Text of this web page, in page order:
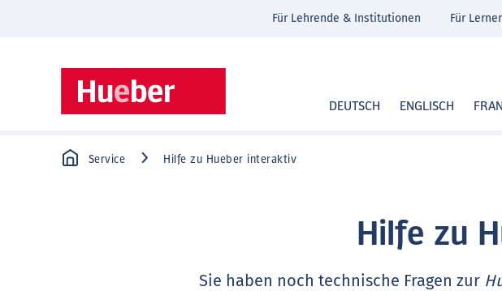
DEUTSCH ENGLISCH
Für Lehrende & Institutionen Für
Service Hilfe zu Hueber interaktiv
Hilfe zu
Sie haben noch technische Fragen zur